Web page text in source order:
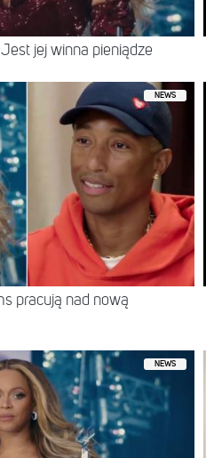
jej winna pieniądze
NEWS
pracują nad nową
NEWS